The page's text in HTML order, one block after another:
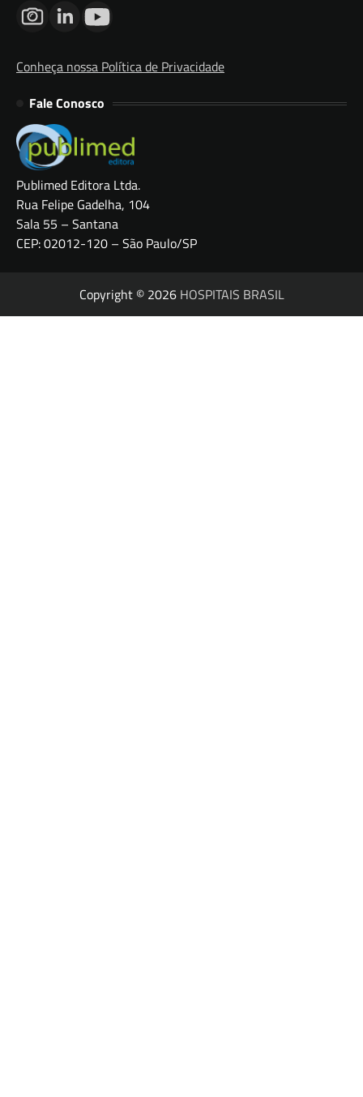
Conheça nossa Política de Privacidade
Fale Conosco
Publimed Editora Ltda.
Rua Felipe Gadelha, 104
Sala 55 – Santana
CEP: 02012-120 – São Paulo/SP
Copyright © 2026 HOSPITAIS BRASIL